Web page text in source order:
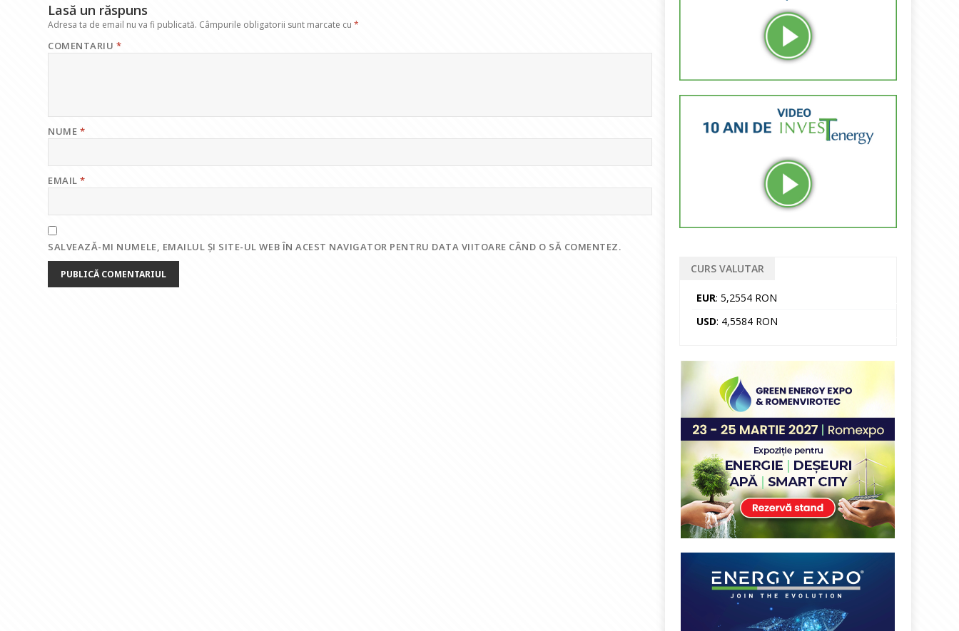
Lasă un răspuns
Adresa ta de email nu va fi publicată. Câmpurile obligatorii sunt marcate cu*
COMENTARIU *
NUME *
EMAIL*
SALVEAZĂ-MI NUMELE, EMAILUL ȘI SITE-UL WEB ÎN ACEST NAVIGATOR PENTRU DATA VIITOARE CÂND O SĂ COMENTEZ.
CURS VALUTAR
EUR: 5,2554 RON
USD: 4,5584 RON